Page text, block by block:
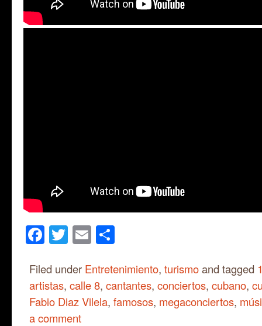
Facebook
Twitter
Email
Filed under Entretenimiento, turismoand tagged
artistas, calle 8, cantantes, conciertos, cubano,
Fabio Diaz Vilela, famosos, megaconciertos,
a comment